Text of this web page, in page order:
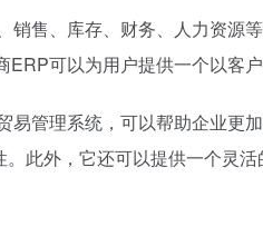
售、库存、财务、人力资
可以为用户提供一个以客
管理系统，可以帮助企业
此外，它还可以提供一个灵